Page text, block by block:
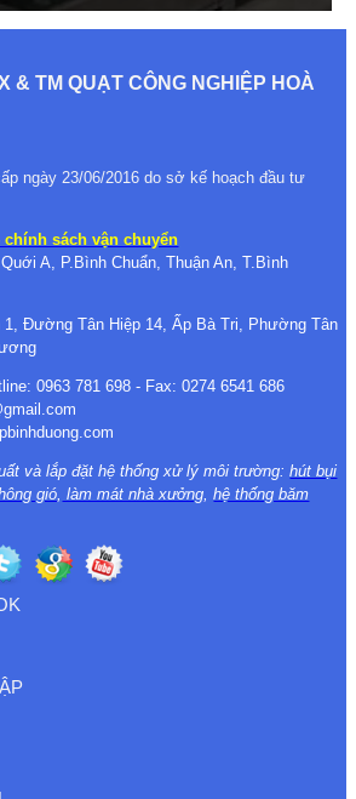
& TM QUẠT CÔNG NGHIỆP HOÀ
ngày 23/06/2016 do sở kế hoạch đầu tư
sách vận chuyển
A, P.Bình Chuẩn, Thuận An, T.Bình
Đường Tân Hiệp 14, Ấp Bà Tri, Phường Tân
0963 781 698 - Fax: 0274 6541 686
và lắp đặt hệ thống xử lý môi trường:hút bụi
gió làm mát nhà xưởng ,hệ thống băm